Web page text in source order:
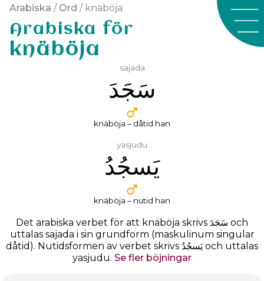
Arabiska / Ord / knäböja
Arabiska för
knäböja
sajada
ﺳَﺠَﺪَ
knäböja – dåtid han
yasjudu
ﻳَﺴﺠُﺪُ
knäböja – nutid han
Det arabiska verbet för att knäböja skrivs ﺳَﺠَﺪَ och
uttalas sajada i sin grundform (maskulinum singular
dåtid). Nutidsformen av verbet skrivs ﻳَﺴﺠُﺪُ och uttalas
yasjudu. Se fler böjningar